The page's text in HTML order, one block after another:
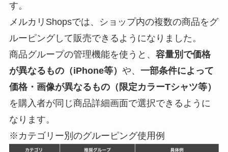
す。
メルカリShopsでは、ショップ内の複数の商品をグ
ルーピングして販売できるようになりました。
商品グループの管理機能を使うと、 容量別で価格
が異なるもの（iPhone等） や、 一部条件によって
価格・画像が異なるもの（限定カラーTシャツ等）
を購入者が同じ商品詳細画面で選択できるように
なります。
※カテゴリー別のグルーピング使用例